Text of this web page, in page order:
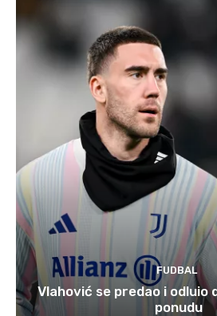
FUDBAL
Vlahović se predao i odluio
ponudu